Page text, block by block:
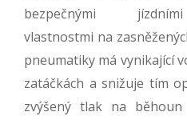
bezpečnými jízdními
vlastnostmi na
pneumatiky má vynikající
zatáčkách a snižuje tím
zvýšený tlak na